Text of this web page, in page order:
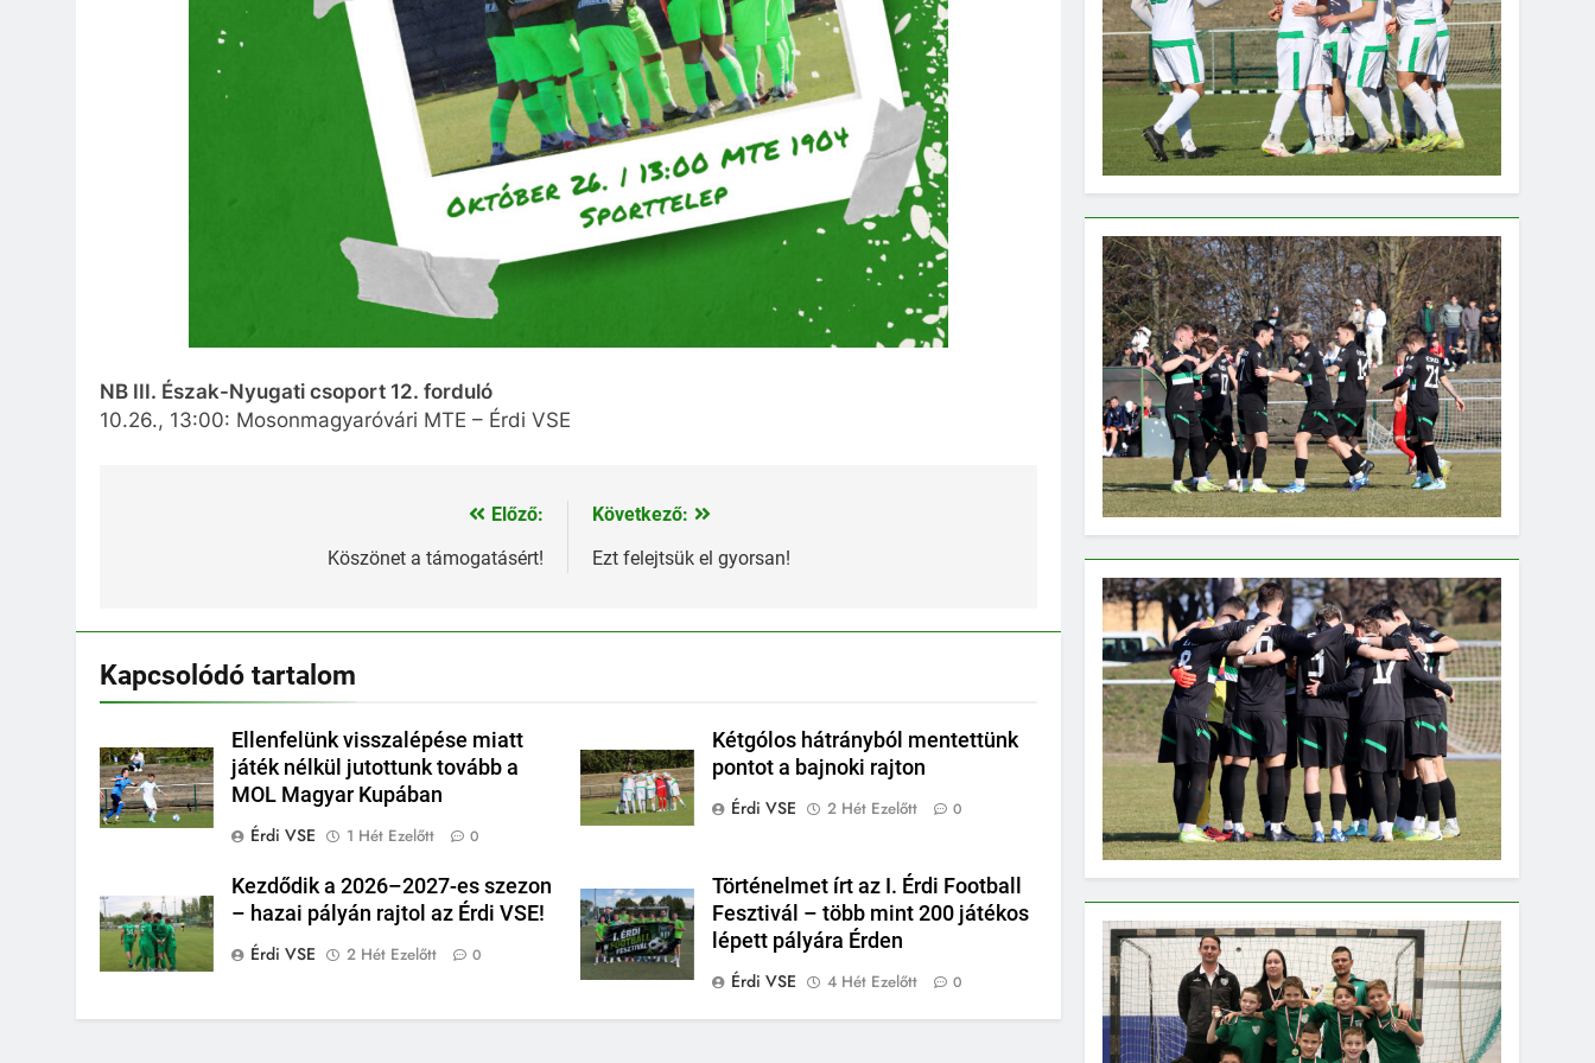
NB III. Észak-Nyugati csoport 12. forduló
10.26., 13:00: Mosonmagyaróvári MTE – Érdi VSE
Előző:
Köszönet a támogatásért!
Következő:
Ezt felejtsük el gyorsan!
Kapcsolódó tartalom
Ellenfelünk visszalépése miatt
játék nélkül jutottunk tovább a
MOL Magyar Kupában
Érdi VSE
1 Hét Ezelőtt 0
Kétgólos hátrányból mentettünk
pontot a bajnoki rajton
Érdi VSE
2 Hét Ezelőtt 0
Kezdődik a 2026–2027-es szezon
– hazai pályán rajtol az Érdi VSE!
Érdi VSE
2 Hét Ezelőtt 0
Történelmet írt az I. Érdi Football
Fesztivál – több mint 200 játékos
lépett pályára Érden
Érdi VSE
4 Hét Ezelőtt 0